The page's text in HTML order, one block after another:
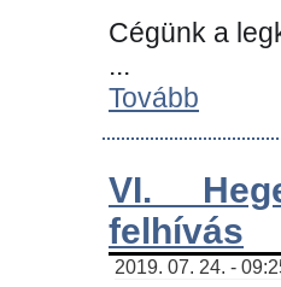
Cégünk a
...
Tovább
VI.
felhívás
2019. 07. 24. -